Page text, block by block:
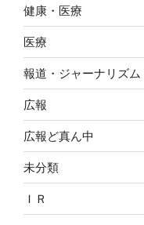
健康・医療
医療
報道・ジャーナリズム
広報
広報ど真ん中
未分類
ＩＲ